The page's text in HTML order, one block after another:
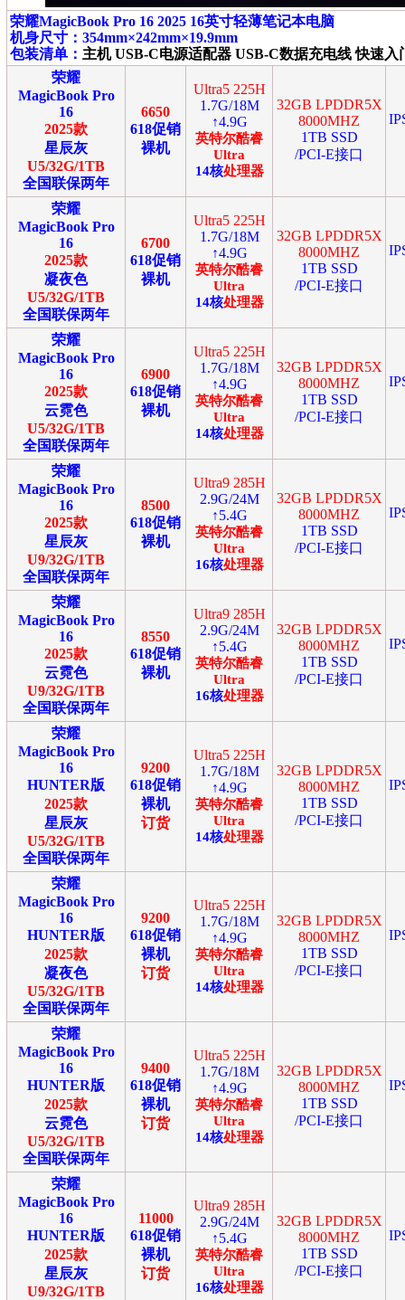
荣耀MagicBook Pro 16 2025 16英寸轻薄笔记本电脑
机身尺寸：354mm×242mm×19.9mm
包装清单： 主机 USB-C电源适配器 USB-C数据充电线 快速入
荣耀
MagicBook Pro
16
2025款
星辰灰
U5/32G/1TB
全国联保两年
6650
618促销
裸机
Ultra5 225H
1.7G/18M
↑4.9G
英特尔酷睿
Ultra
14核处理器
32GB LPDDR5X
8000MHZ
1TB SSD
/PCI-E接口
荣耀
MagicBook Pro
16
2025款
凝夜色
U5/32G/1TB
全国联保两年
6700
618促销
裸机
Ultra5 225H
1.7G/18M
↑4.9G
英特尔酷睿
Ultra
14核处理器
32GB LPDDR5X
8000MHZ
1TB SSD
/PCI-E接口
荣耀
MagicBook Pro
16
2025款
云霓色
U5/32G/1TB
全国联保两年
6900
618促销
裸机
Ultra5 225H
1.7G/18M
↑4.9G
英特尔酷睿
Ultra
14核处理器
32GB LPDDR5X
8000MHZ
1TB SSD
/PCI-E接口
荣耀
MagicBook Pro
16
2025款
星辰灰
U9/32G/1TB
全国联保两年
8500
618促销
裸机
Ultra9 285H
2.9G/24M
↑5.4G
英特尔酷睿
Ultra
16核处理器
32GB LPDDR5X
8000MHZ
1TB SSD
/PCI-E接口
荣耀
MagicBook Pro
16
2025款
云霓色
U9/32G/1TB
全国联保两年
8550
618促销
裸机
Ultra9 285H
2.9G/24M
↑5.4G
英特尔酷睿
Ultra
16核处理器
32GB LPDDR5X
8000MHZ
1TB SSD
/PCI-E接口
荣耀
MagicBook Pro
16
HUNTER版
2025款
星辰灰
U5/32G/1TB
全国联保两年
9200
618促销
裸机
订货
Ultra5 225H
1.7G/18M
↑4.9G
英特尔酷睿
Ultra
14核处理器
32GB LPDDR5X
8000MHZ
1TB SSD
/PCI-E接口
荣耀
MagicBook Pro
16
HUNTER版
2025款
凝夜色
U5/32G/1TB
全国联保两年
9200
618促销
裸机
订货
Ultra5 225H
1.7G/18M
↑4.9G
英特尔酷睿
Ultra
14核处理器
32GB LPDDR5X
8000MHZ
1TB SSD
/PCI-E接口
荣耀
MagicBook Pro
16
HUNTER版
2025款
云霓色
U5/32G/1TB
全国联保两年
9400
618促销
裸机
订货
Ultra5 225H
1.7G/18M
↑4.9G
英特尔酷睿
Ultra
14核处理器
32GB LPDDR5X
8000MHZ
1TB SSD
/PCI-E接口
荣耀
MagicBook Pro
16
HUNTER版
2025款
星辰灰
U9/32G/1TB
11000
618促销
裸机
订货
Ultra9 285H
2.9G/24M
↑5.4G
英特尔酷睿
Ultra
16核处理器
32GB LPDDR5X
8000MHZ
1TB SSD
/PCI-E接口